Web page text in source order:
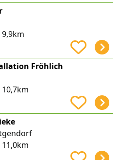
9,9km
Fröhlich
10,7km
11,0km